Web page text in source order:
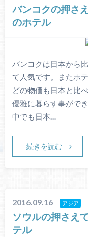
バンコクの押さ
のホテル
バンコクは日本から
て人気です。またホ
どの物価も日本と比
優雅に暮らす事がで
中でも日本…
続きを読む
2016.09.16 アジア
ソウルの押さえ
テル